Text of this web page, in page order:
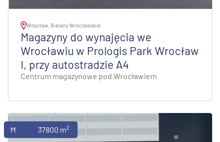
Wrocław, Bielany Wrocławskie
Magazyny do wynajęcia we
Wrocławiu w Prologis Park Wrocław
I, przy autostradzie A4
Centrum magazynowe pod Wrocławiem
Magazyny37800 m2